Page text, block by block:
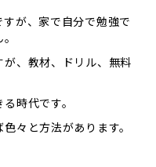
が、家で自分で勉強で
、教材、ドリル、無料
時代です。
々と方法があります。